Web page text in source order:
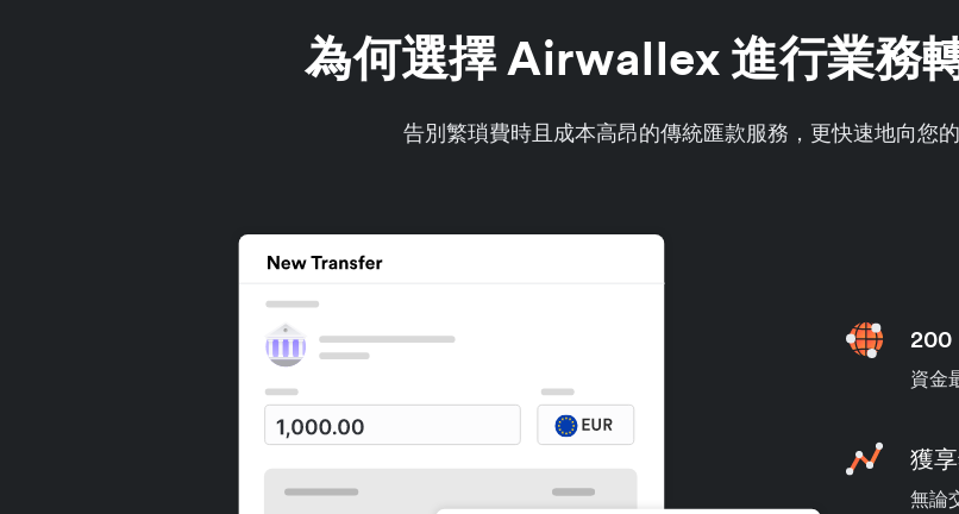
為何選擇 Airwallex 進行業務
告別繁瑣費時且成本高昂的傳統匯款服務，更快速地向您
200
資金
獲
無論